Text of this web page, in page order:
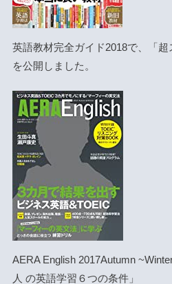
英語教材完全ガイド2018で、「超
を公開しました。
AERA English 2017Autumn
人 の英語学習６つの条件」